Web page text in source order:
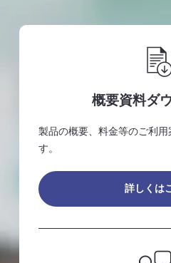
概要資料ダ
製品の概要、料金等のご利
す。
詳しくは